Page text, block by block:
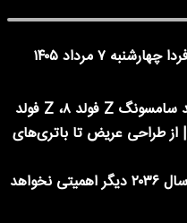
فوری | ادارات تهران فردا چهارشنبه ۷ مرداد ۱۴۰۵
معرفی سه مدل جدید سامسونگ Z فولد ۸، Z فولد
۸ اولترا و Z فلیپ ۸ | از طراحی عریض تا باتری‌های
ایلان ماسک: پول در سال ۲۰۳۶ دیگر اهمیتی نخواهد